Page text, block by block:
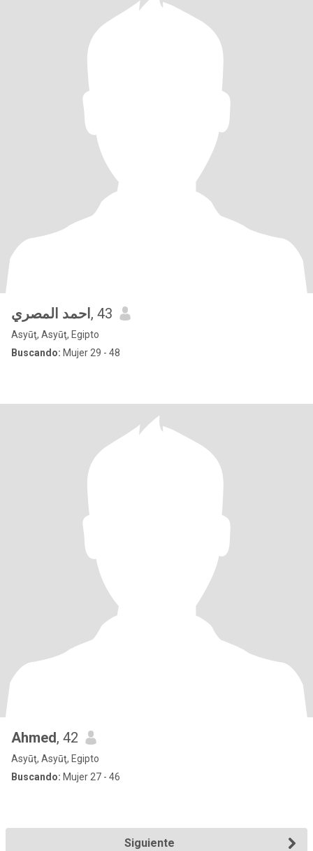
احمد المصري , 43
Asyūţ, Asyūţ, Egipto
Buscando: Mujer 29 - 48
Ahmed, 42
Asyūţ, Asyūţ, Egipto
Buscando: Mujer 27 - 46
Siguiente